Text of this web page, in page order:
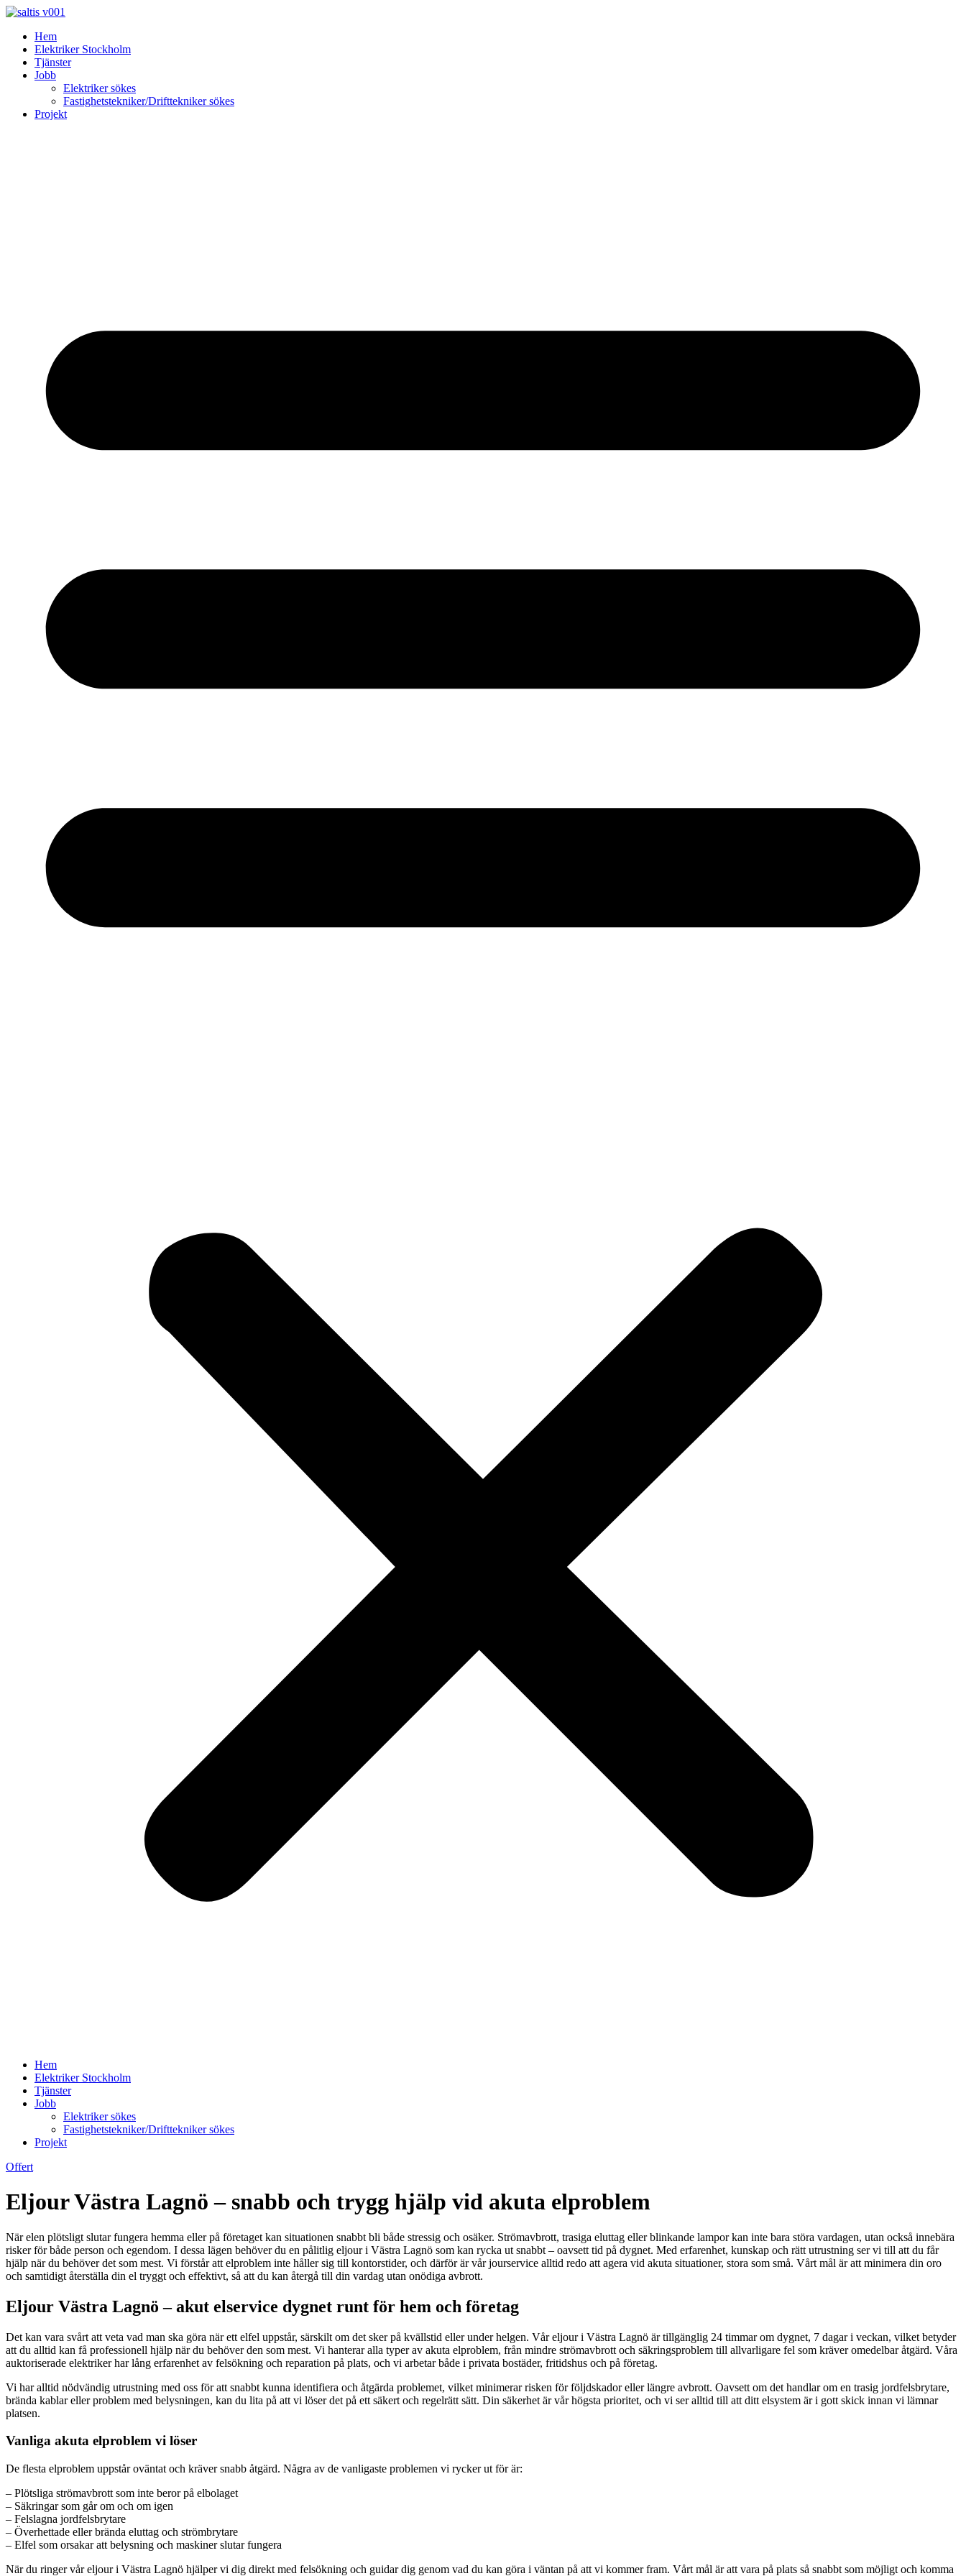
Skip
contentHem
Elektriker Stockholm
Tjänster
Jobb
Elektriker sökes
Fastighetstekniker/Drifttekniker sökes
Projekt
Hem
Elektriker Stockholm
Tjänster
Jobb
Elektriker sökes
Fastighetstekniker/Drifttekniker sökes
Projekt
Offert
Eljour Västra Lagnö – snabb och trygg hjälp vid akuta elproblem
När elen plötsligt slutar fungera hemma eller på företaget kan situationen snabbt bli både stressig och osäker. Strömavbrott, trasiga eluttag eller blinkande lampor kan inte bara störa vardagen, utan också innebära
risker för både person och egendom. I dessa lägen behöver du en pålitlig eljour i Västra Lagnö som kan rycka ut snabbt – oavsett tid på dygnet. Med erfarenhet, kunskap och rätt utrustning ser vi till att du får
hjälp när du behöver det som mest. Vi förstår att elproblem inte håller sig till kontorstider, och därför är vår jourservice alltid redo att agera vid akuta situationer, stora som små. Vårt mål är att minimera din oro
och samtidigt återställa din el tryggt och effektivt, så att du kan återgå till din vardag utan onödiga avbrott.
Eljour Västra Lagnö – akut elservice dygnet runt för hem och företag
Det kan vara svårt att veta vad man ska göra när ett elfel uppstår, särskilt om det sker på kvällstid eller under helgen. Vår eljour i Västra Lagnö är tillgänglig 24 timmar om dygnet, 7 dagar i veckan, vilket betyder
att du alltid kan få professionell hjälp när du behöver den som mest. Vi hanterar alla typer av akuta elproblem, från mindre strömavbrott och säkringsproblem till allvarligare fel som kräver omedelbar åtgärd. Våra
auktoriserade elektriker har lång erfarenhet av felsökning och reparation på plats, och vi arbetar både i privata bostäder, fritidshus och på företag.
Vi har alltid nödvändig utrustning med oss för att snabbt kunna identifiera och åtgärda problemet, vilket minimerar risken för följdskador eller längre avbrott. Oavsett om det handlar om en trasig jordfelsbrytare,
brända kablar eller problem med belysningen, kan du lita på att vi löser det på ett säkert och regelrätt sätt. Din säkerhet är vår högsta prioritet, och vi ser alltid till att ditt elsystem är i gott skick innan vi lämnar
platsen.
Vanliga akuta elproblem vi löser
De flesta elproblem uppstår oväntat och kräver snabb åtgärd. Några av de vanligaste problemen vi rycker ut för är:
– Plötsliga strömavbrott som inte beror på elbolaget
– Säkringar som går om och om igen
– Felslagna jordfelsbrytare
– Överhettade eller brända eluttag och strömbrytare
– Elfel som orsakar att belysning och maskiner slutar fungera
När du ringer vår eljour i Västra Lagnö hjälper vi dig direkt med felsökning och guidar dig genom vad du kan göra i väntan på att vi kommer fram. Vårt mål är att vara på plats så snabbt som möjligt och komma